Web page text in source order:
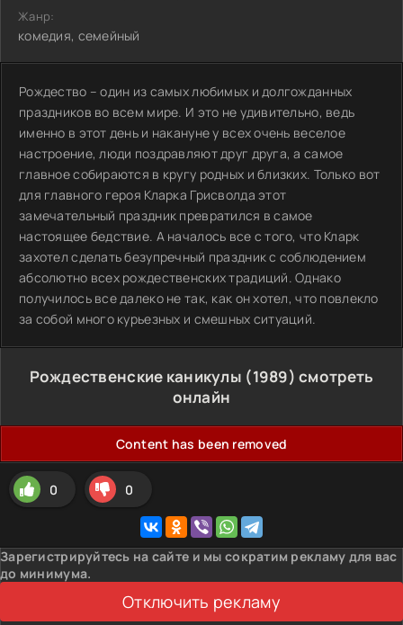
Жанр:
комедия, семейный
Рождество – один из самых любимых и долгожданных
праздников во всем мире. И это не удивительно, ведь
именно в этот день и накануне у всех очень веселое
настроение, люди поздравляют друг друга, а самое
главное собираются в кругу родных и близких. Только вот
для главного героя Кларка Грисволда этот
замечательный праздник превратился в самое
настоящее бедствие. А началось все с того, что Кларк
захотел сделать безупречный праздник с соблюдением
абсолютно всех рождественских традиций. Однако
получилось все далеко не так, как он хотел, что повлекло
за собой много курьезных и смешных ситуаций.
Рождественские каникулы (1989) смотреть
онлайн
Content has been removed
0 0
Зарегистрируйтесь на сайте и мы сократим рекламу для вас
до минимума.
Отключить рекламу